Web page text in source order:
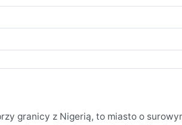
granicy z Nigerią, to miasto o